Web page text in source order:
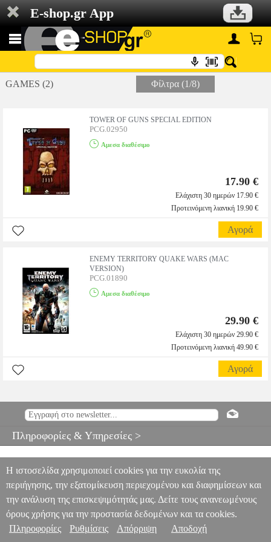
E-shop.gr App
GAMES (2) Φίλτρα (1/8)
TOWER OF GUNS SPECIAL EDITION
PCG.02950
Αμεσα διαθέσιμο
17.90 €
Ελάχιστη 30 ημερών 17.90 €
Προτεινόμενη λιανική 19.90 €
Αγορά
ENEMY TERRITORY QUAKE WARS (MAC
VERSION)
PCG.01890
Αμεσα διαθέσιμο
29.90 €
Ελάχιστη 30 ημερών 29.90 €
Προτεινόμενη λιανική 49.90 €
Αγορά
Πληροφορίες & Υπηρεσίες >
Η ιστοσελίδα χρησιμοποιεί cookies για την ευκολία της
περιήγησης, την εξατομίκευση περιεχομένου και διαφημίσεων και
την ανάλυση της επισκεψιμότητάς μας. Δείτε τους ανανεωμένους
όρους χρήσης για την προστασία δεδομένων και τα cookies.
Πληροφορίες
Ρυθμίσεις Απόρριψη Αποδοχή